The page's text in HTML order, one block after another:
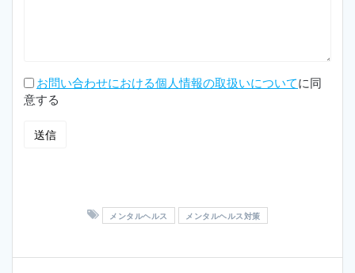
お問い合わせにおける個人情報の取扱いについてに同
意する
メンタルヘルス メンタルヘルス対策